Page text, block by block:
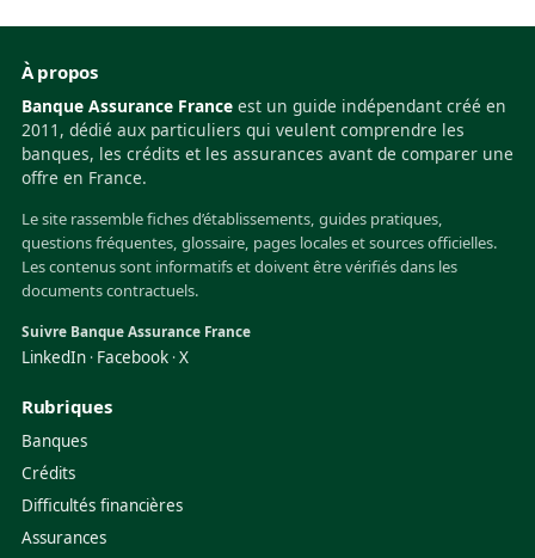
À propos
Banque Assurance France est un guide indépendant créé en
2011, dédié aux particuliers qui veulent comprendre les
banques, les crédits et les assurances avant de comparer une
offre en France.
Le site rassemble fiches d’établissements, guides pratiques,
questions fréquentes, glossaire, pages locales et sources officielles.
Les contenus sont informatifs et doivent être vérifiés dans les
documents contractuels.
Suivre Banque Assurance France
LinkedIn · Facebook ·X
Rubriques
Banques
Crédits
Difficultés financières
Assurances